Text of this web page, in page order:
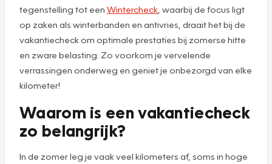
tegenstelling tot een Wintercheck , waarbij de focus ligt
op zaken als winterbanden en antivries, draait het bij de
vakantiecheck om optimale prestaties bij zomerse hitte
en zware belasting. Zo voorkom je vervelende
verrassingen onderweg en geniet je onbezorgd van elke
kilometer!
Waarom is een vakantiecheck
zo belangrijk?
In de zomer leg je vaak veel kilometers af, soms in hoge